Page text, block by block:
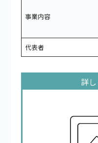
事業内容
代表者